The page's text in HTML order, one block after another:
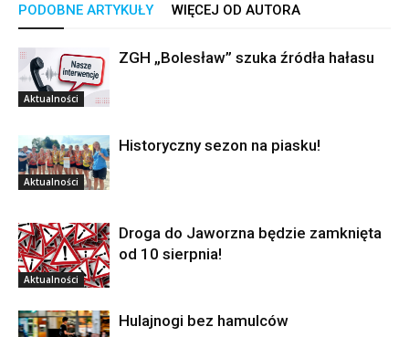
PODOBNE ARTYKUŁY WIĘCEJ OD AUTORA
Aktualności
ZGH „Bolesław” szuka źródła hałasu
Aktualności
Historyczny sezon na piasku!
Aktualności
Droga do Jaworzna będzie zamknięta
od 10 sierpnia!
Hulajnogi bez hamulców